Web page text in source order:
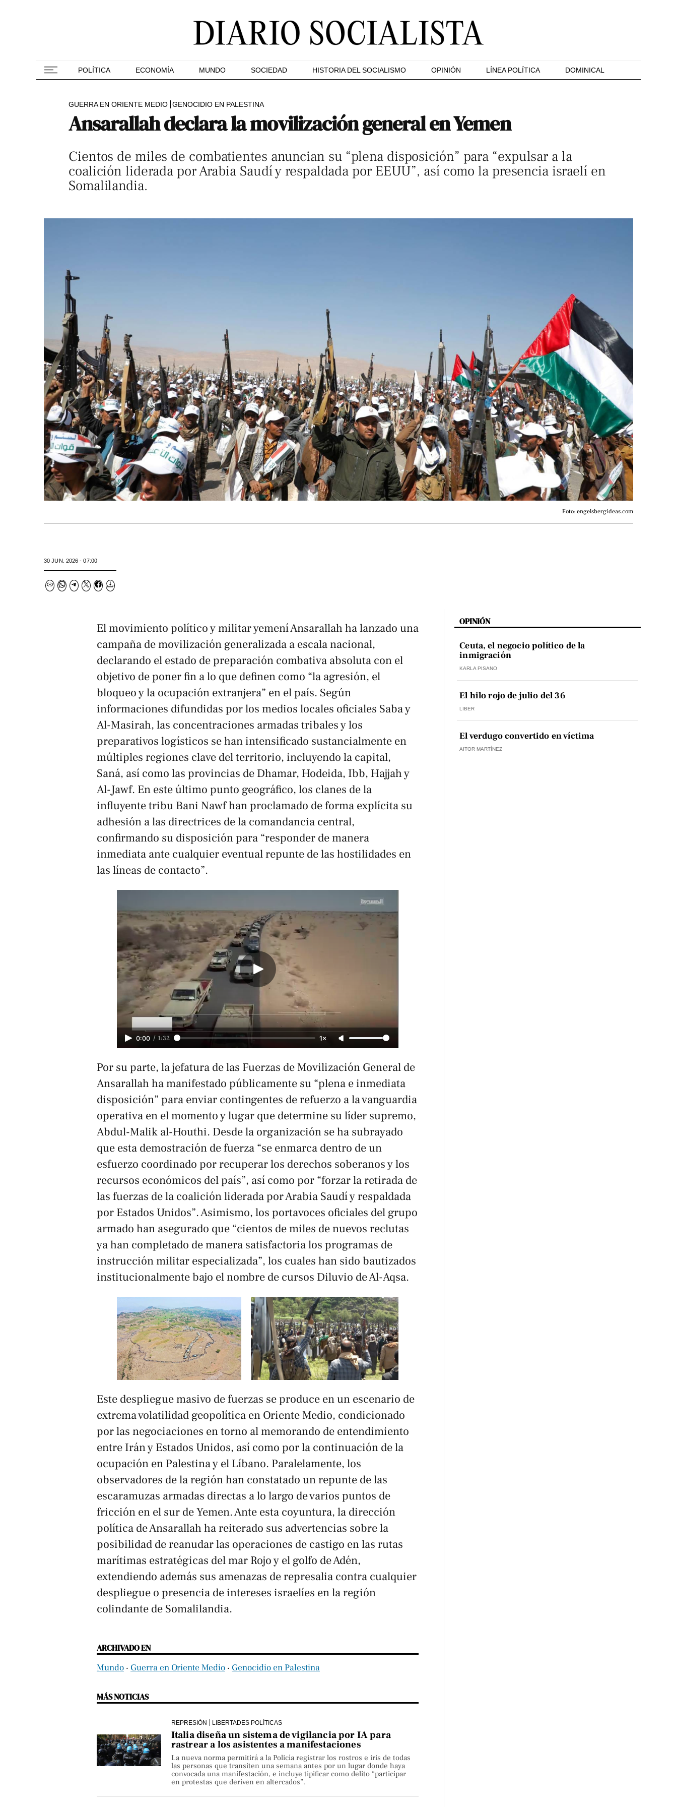
POLÍTICA ECONOMÍA MUNDO SOCIEDAD HISTORIA DEL SOCIALISMO OPINIÓN LÍNEA POLÍTICA DOMINICAL
GUERRA EN ORIENTE MEDIO GENOCIDIO EN PALESTINA
Ansarallah declara la movilización general en Yemen
Cientos de miles de combatientes anuncian su “plena disposición” para “expulsar a la
coalición liderada por Arabia Saudí y respaldada por EEUU”, así como la presencia israelí en
Somalilandia.
Foto: engelsbergideas.com
30 JUN. 2026 - 07:00
El movimiento político y militar yemení Ansarallah ha lanzado una
campaña de movilización generalizada a escala nacional,
declarando el estado de preparación combativa absoluta con el
objetivo de poner fin a lo que definen como “la agresión, el
bloqueo y la ocupación extranjera” en el país. Según
informaciones difundidas por los medios locales oficiales Sabay
Al-Masirah, las concentraciones armadas tribales y los
preparativos logísticos se han intensificado sustancialmente en
múltiples regiones clave del territorio, incluyendo la capital,
Saná, así como las provincias de Dhamar, Hodeida, Ibb, Hajjah y
Al-Jawf. En este último punto geográfico, los clanes de la
influyente tribu Bani Nawf han proclamado de forma explícita su
adhesión a las directrices de la comandancia central,
confirmando su disposición para “responder de manera
inmediata ante cualquier eventual repunte de las hostilidades en
las líneas de contacto”.
0:00 / 1:32 1×
Por su parte, la jefatura de las Fuerzas de Movilización General de
Ansarallah ha manifestado públicamente su “plena e inmediata
disposición” para enviar contingentes de refuerzo a la vanguardia
operativa en el momento y lugar que determine su líder supremo,
Abdul-Malik al-Houthi. Desde la organización se ha subrayado
que esta demostración de fuerza “se enmarca dentro de un
esfuerzo coordinado por recuperar los derechos soberanos y los
recursos económicos del país”, así como por “forzar la retirada de
las fuerzas de la coalición liderada por Arabia Saudí y respaldada
por Estados Unidos”. Asimismo, los portavoces oficiales del grupo
armado han asegurado que “cientos de miles de nuevos reclutas
ya han completado de manera satisfactoria los programas de
instrucción militar especializada”, los cuales han sido bautizados
institucionalmente bajo el nombre de cursos Diluvio de Al-Aqsa.
Este despliegue masivo de fuerzas se produce en un escenario de
extrema volatilidad geopolítica en Oriente Medio, condicionado
por las negociaciones en torno al memorando de entendimiento
entre Irán y Estados Unidos, así como por la continuación de la
ocupación en Palestina y el Líbano. Paralelamente, los
observadores de la región han constatado un repunte de las
escaramuzas armadas directas a lo largo de varios puntos de
fricción en el sur de Yemen. Ante esta coyuntura, la dirección
política de Ansarallah ha reiterado sus advertencias sobre la
posibilidad de reanudar las operaciones de castigo en las rutas
marítimas estratégicas del mar Rojo y el golfo de Adén,
extendiendo además sus amenazas de represalia contra cualquier
despliegue o presencia de intereses israelíes en la región
colindante de Somalilandia.
ARCHIVADO EN
Mundo ‧ Guerra en Oriente Medio ‧ Genocidio en Palestina
MÁS NOTICIAS
REPRESIÓN LIBERTADES POLÍTICAS
Italia diseña un sistema de vigilancia por IA para
rastrear a los asistentes a manifestaciones
La nueva norma permitirá a la Policía registrar los rostros e iris de todas
las personas que transiten una semana antes por un lugar donde haya
convocada una manifestación, e incluye tipificar como delito “participar
en protestas que deriven en altercados”.
OPINIÓN
Ceuta, el negocio político de la
inmigración
KARLA PISANO
El hilo rojo de julio del 36
LIBER
El verdugo convertido en víctima
AITOR MARTÍNEZ